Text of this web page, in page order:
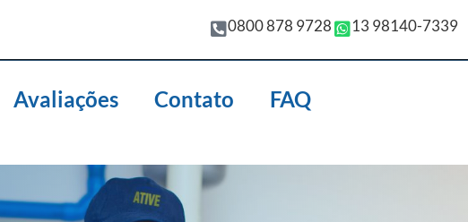
0800 878 9728 13 98140-7339
Avaliações Contato FAQ